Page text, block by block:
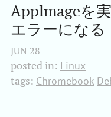
Applmageを
エラーになる
JUN 28
posted in: Linux
tags: Chromebook